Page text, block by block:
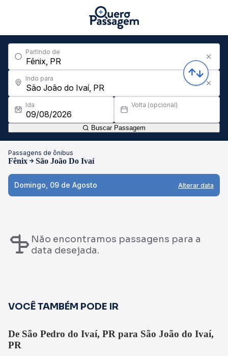
Partindo de
Indo para
Ida Volta (opcional)
Buscar Passagem
Passagens de ônibus
Fênix São João Do Ivaí
Domingo, 09 de Agosto Alterar data
Não encontramos passagens para a
data desejada.
VOCÊ TAMBÉM PODE IR
De São Pedro do Ivaí, PR para São João do Ivaí,
PR